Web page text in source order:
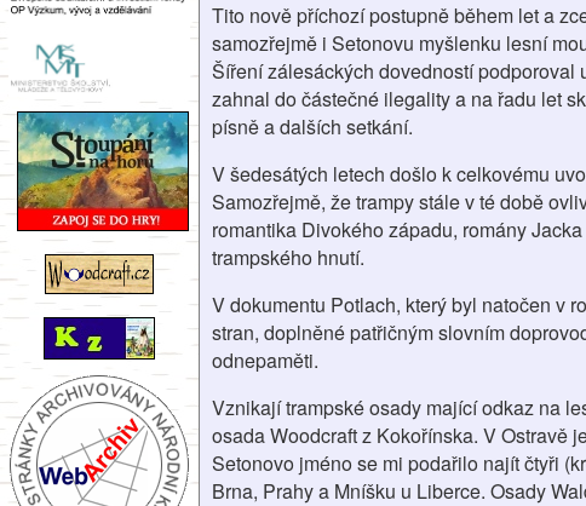
Tito nově příchozí postupně během let a
samozřejmě i Setonovu myšlenku lesní
Šíření zálesáckých dovedností podporoval
zahnal do částečné ilegality a na řadu let
písně a dalších setkání.
V šedesátých letech došlo k celkovému
Samozřejmě, že trampy stále v té době
romantika Divokého západu, romány
trampského hnutí.
V dokumentu Potlach, který byl natočen v
stran, doplněné patřičným slovním
odnepaměti.
Vznikají trampské osady mající odkaz na
osada Woodcraft z Kokořínska. V Ostravě
Setonovo jméno se mi podařilo najít čtyři
Brna, Prahy a Mníšku u Liberce. Osady